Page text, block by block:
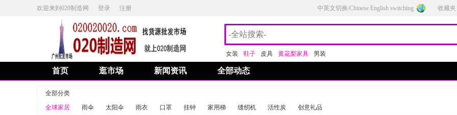
欢迎来到020制造网 登录 注册 中英文切换/Chinese English switching 收藏夹
女装 鞋子 皮具 黄花梨家具 男装
首页 逛市场 新闻资讯 全部动态
全部分类
全球家居
雨伞 太阳伞 雨衣 口罩 挂钟 家用梯 缝纫机 活性炭 创意礼品